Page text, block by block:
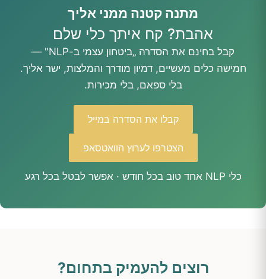
מתנה קטנה ממני אליך
אהבת? קח איתך כלי שלם
קבל בחינם את הסדרה „ביטחון עצמי ב-NLP" —
חמישה כלים מעשיים, דמיון מודרך והמלצות, ישר אליך.
בלי ספאם, בלי מכירות.
קבלו את הסדרה במייל
הצטרפו לערוץ הוואטסאפ
כלי NLP אחד טוב בכל חודש · אפשר לבטל בכל רגע
רוצים להעמיק בתחום?